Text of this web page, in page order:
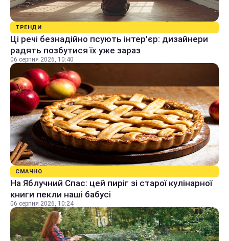
ТРЕНДИ
Ці речі безнадійно псують інтер'єр: дизайнери
радять позбутися їх уже зараз
06 серпня 2026, 10:40
СМАЧНО
На Яблучний Спас: цей пиріг зі старої кулінарної
книги пекли наші бабусі
06 серпня 2026, 10:24